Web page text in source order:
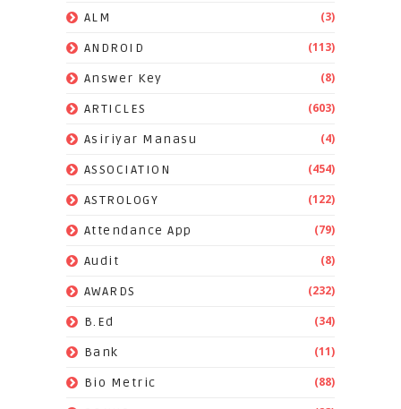
ALM (3)
ANDROID (113)
Answer Key (8)
ARTICLES (603)
Asiriyar Manasu (4)
ASSOCIATION (454)
ASTROLOGY (122)
Attendance App (79)
Audit (8)
AWARDS (232)
B.Ed (34)
Bank (11)
Bio Metric (88)